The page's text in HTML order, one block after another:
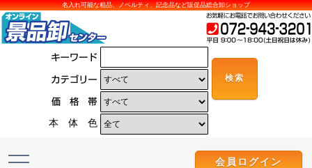
名入れ可能な粗品、ノベルティ、記念品など販促品総合卸ショップ
本 体 色
会員ログイン